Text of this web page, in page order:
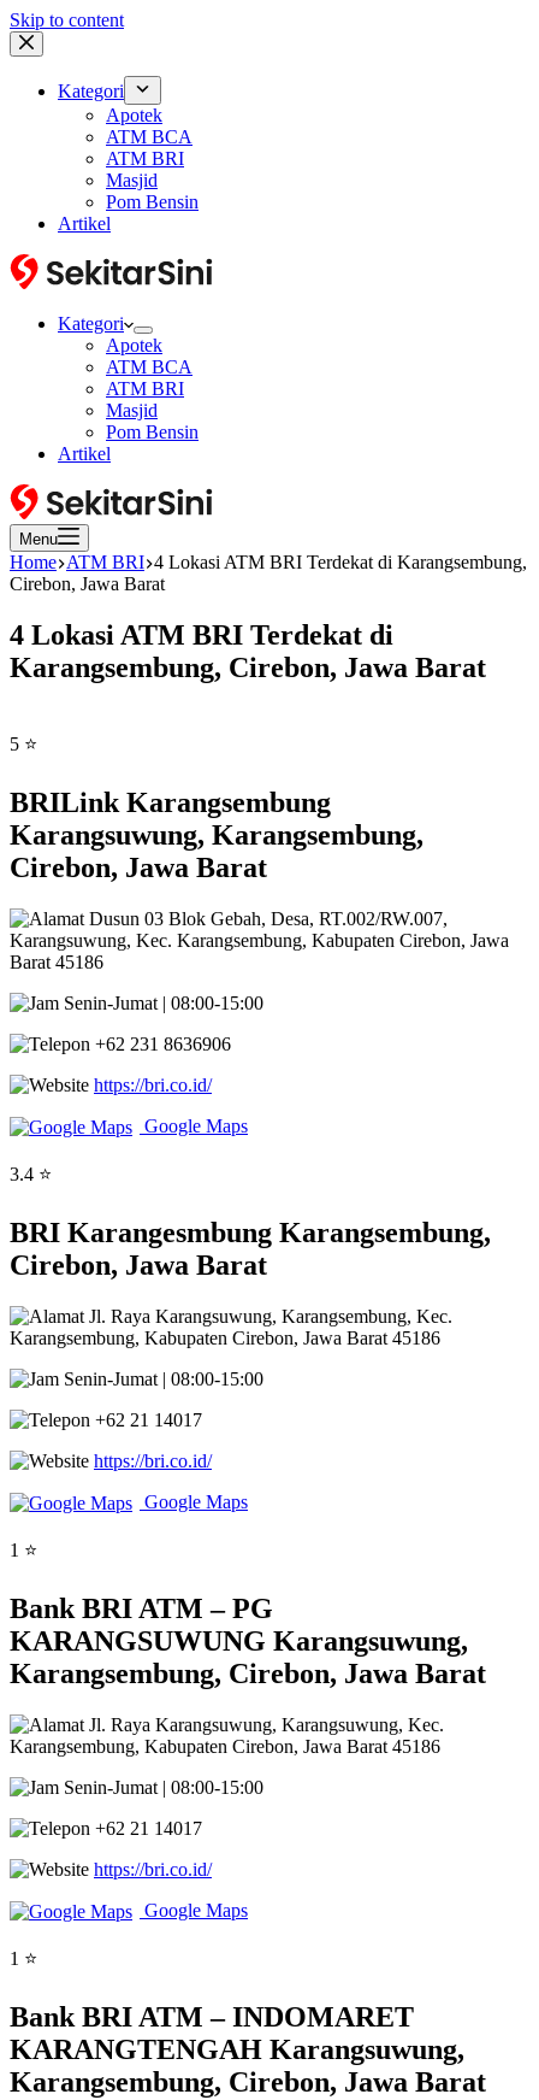
Skip to content
Kategori
Apotek
ATM BCA
ATM BRI
Masjid
Pom Bensin
Artikel
Kategori
Apotek
ATM BCA
ATM BRI
Masjid
Pom Bensin
Artikel
Menu
Home ATM BRI 4 Lokasi ATM BRI Terdekat di Karangsembung,
Cirebon, Jawa Barat
4 Lokasi ATM BRI Terdekat di
Karangsembung, Cirebon, Jawa Barat
5 ⭐
BRILink Karangsembung
Karangsuwung, Karangsembung,
Cirebon, Jawa Barat
Dusun 03 Blok Gebah, Desa, RT.002/RW.007,
Karangsuwung, Kec. Karangsembung, Kabupaten Cirebon, Jawa
Barat 45186
Senin-Jumat | 08:00-15:00
+62 231 8636906
https://bri.co.id/
Google Maps
3.4 ⭐
BRI Karangesmbung Karangsembung,
Cirebon, Jawa Barat
Jl. Raya Karangsuwung, Karangsembung, Kec.
Karangsembung, Kabupaten Cirebon, Jawa Barat 45186
Senin-Jumat | 08:00-15:00
+62 21 14017
https://bri.co.id/
Google Maps
1 ⭐
Bank BRI ATM – PG
KARANGSUWUNG Karangsuwung,
Karangsembung, Cirebon, Jawa Barat
Jl. Raya Karangsuwung, Karangsuwung, Kec.
Karangsembung, Kabupaten Cirebon, Jawa Barat 45186
Senin-Jumat | 08:00-15:00
+62 21 14017
https://bri.co.id/
Google Maps
1 ⭐
Bank BRI ATM – INDOMARET
KARANGTENGAH Karangsuwung,
Karangsembung, Cirebon, Jawa Barat